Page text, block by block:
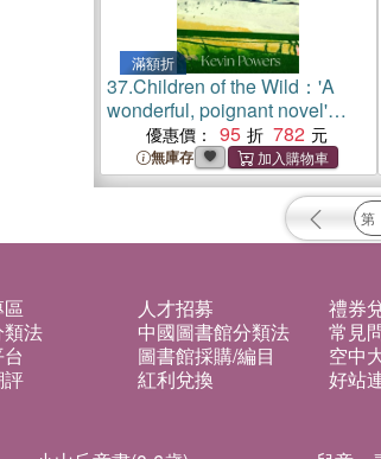
滿額折
37.Children of the Wild：'A
wonderful, poignant novel'
David Baldacci
優惠價： 95 782
無庫存
人才招募 禮券
法 中國圖書館分類法 常見
圖書館採購/編目 空中
紅利兌換 好站